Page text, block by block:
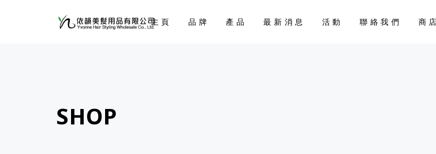
主頁 品牌 產品 最新消息 活動 聯絡我們 商店
SHOP